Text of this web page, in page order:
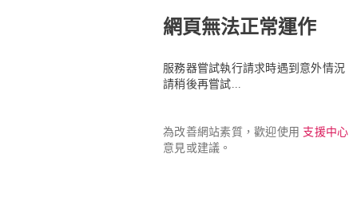
網頁無法正常運作
服務器嘗試執行請求時遇到意外情況
請稍後再嘗試...
為改善網站素質，歡迎使用 支援中心
意見或建議。